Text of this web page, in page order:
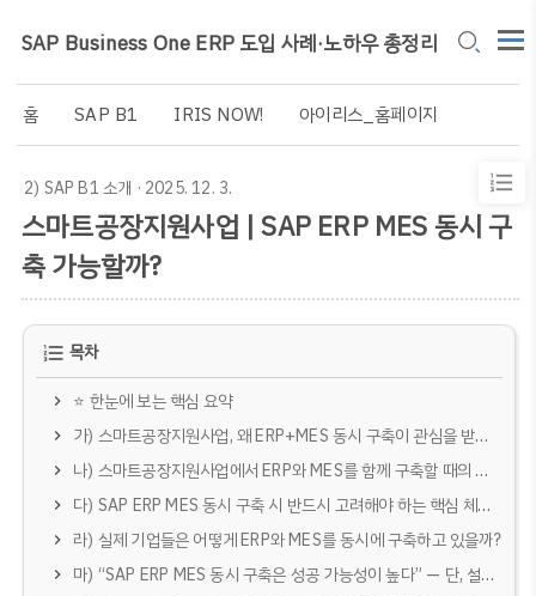
SAP Business One ERP 도입 사례·노하우 총정리
홈 SAP B1 IRIS NOW! 아이리스_홈페이지
2) SAP B1 소개 · 2025. 12. 3.
스마트공장지원사업 | SAP ERP MES 동시 구
축 가능할까?
목차
⭐ 한눈에 보는 핵심 요약
가) 스마트공장지원사업, 왜 ERP+MES 동시 구축이 관심을 받는가
나) 스마트공장지원사업에서 ERP와 MES를 함께 구축할 때의 조건
다) SAP ERP MES 동시 구축 시 반드시 고려해야 하는 핵심 체크리스트
라) 실제 기업들은 어떻게 ERP와 MES를 동시에 구축하고 있을까?
마) “SAP ERP MES 동시 구축은 성공 가능성이 높다” — 단, 설계가 핵심이다